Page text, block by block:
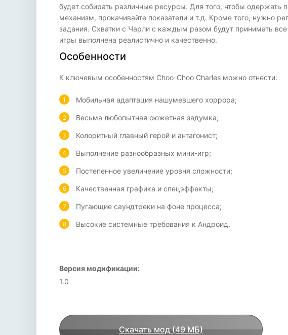
будет собирать различные ресурсы. Для того, чтобы одержать
механизм, прокачивайте показатели и т.д. Кроме того, нужно
задания. Схватки с Чарли с каждым разом будут принимать
игры выполнена реалистично и качественно.
Особенности
К ключевым особенностям Choo-Choo Charles можно отнести:
Мобильная адаптация нашумевшего хоррора;
Весьма любопытная сюжетная задумка;
Колоритный главный герой и антагонист;
Выполнение разнообразных мини-игр;
Постепенное увеличение уровня сложности;
Качественная графика и спецэффекты;
Пугающие саундтреки на фоне процесса;
Высокие системные требования к Андроид.
Версия модификации:
1.0
Скачать мод (49 МБ)